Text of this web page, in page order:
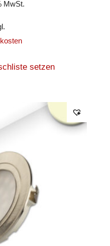
MwSt.
setzen